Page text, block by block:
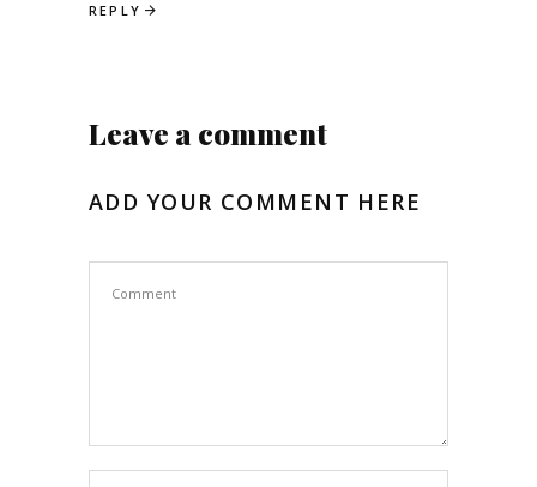
REPLY
Leave a comment
ADD YOUR COMMENT HERE